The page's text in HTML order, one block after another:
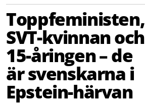
Toppfeministen,
SVT-kvinnan och
15-åringen – de
är svenskarna i
Epstein-härvan